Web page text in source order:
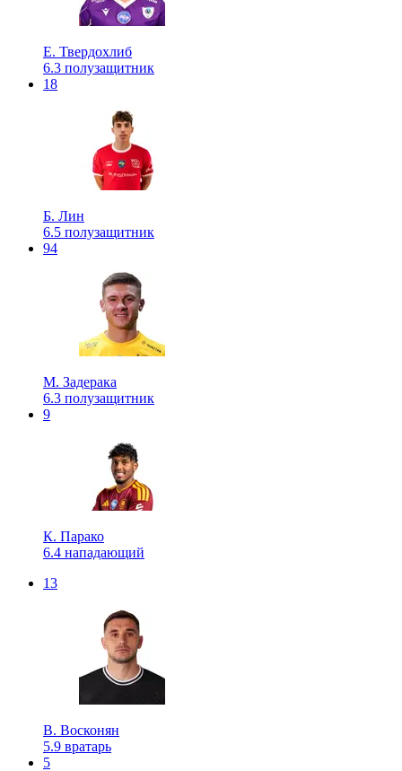
Е. Твердохлиб
6.3 полузащитник
18
Б. Лин
6.5 полузащитник
94
М. Задерака
6.3 полузащитник
9
К. Парако
6.4 нападающий
13
В. Восконян
5.9 вратарь
5